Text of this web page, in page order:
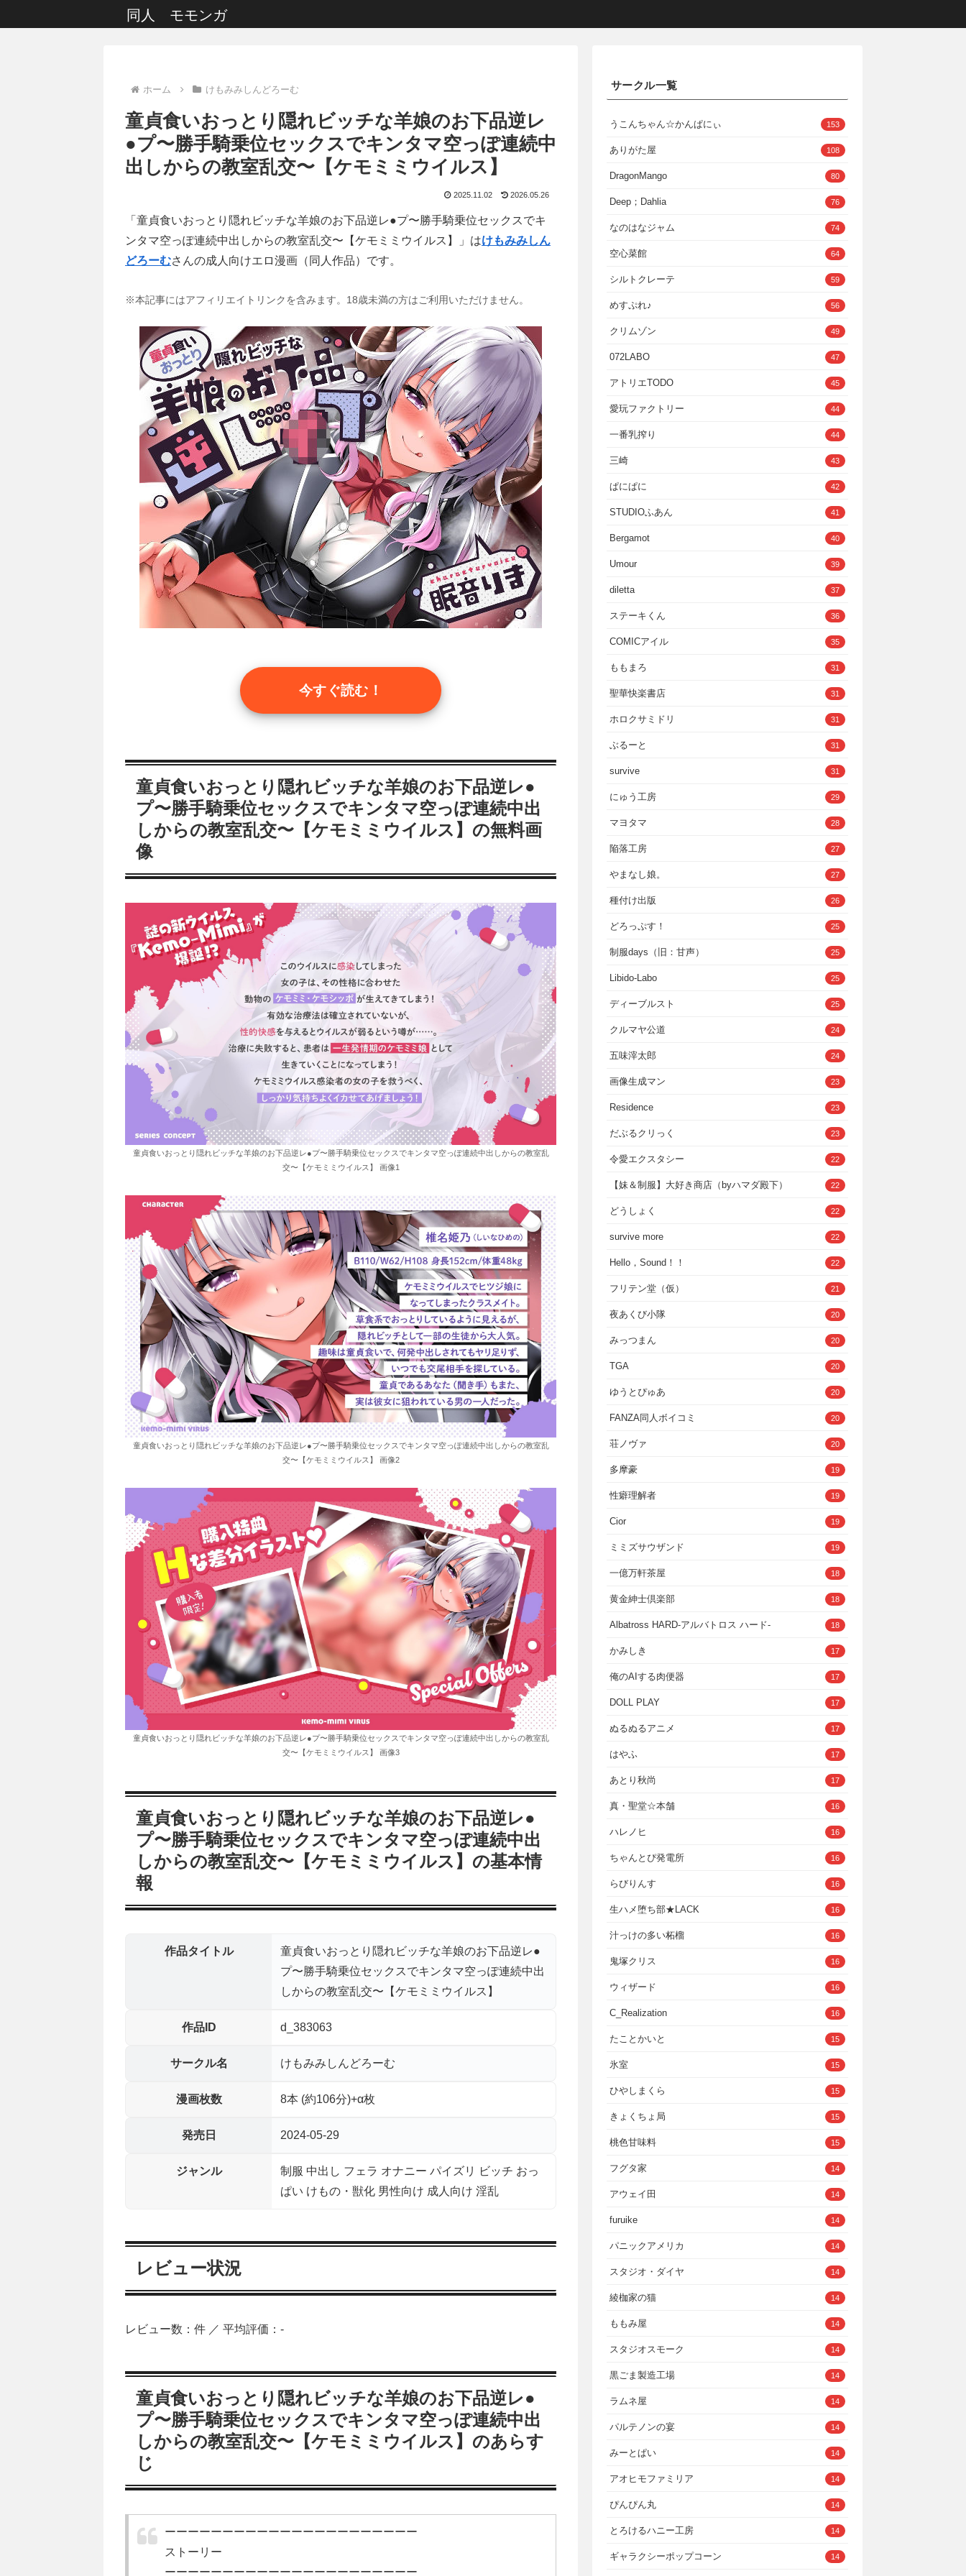
同人 モモンガ
ホーム けもみみしんどろーむ
童貞食いおっとり隠れビッチな羊娘のお下品逆レ
●プ〜勝手騎乗位セックスでキンタマ空っぽ連続中
出しからの教室乱交〜【ケモミミウイルス】
2025.11.02 2026.05.26
「童貞食いおっとり隠れビッチな羊娘のお下品逆レ●プ〜勝手騎乗位セックスでキ
ンタマ空っぽ連続中出しからの教室乱交〜【ケモミミウイルス】」はけもみみしん
どろーむさんの成人向けエロ漫画（同人作品）です。
※本記事にはアフィリエイトリンクを含みます。18歳未満の方はご利用いただけません。
今すぐ読む！
童貞食いおっとり隠れビッチな羊娘のお下品逆レ●
プ〜勝手騎乗位セックスでキンタマ空っぽ連続中出
しからの教室乱交〜【ケモミミウイルス】の無料画
像
童貞食いおっとり隠れビッチな羊娘のお下品逆レ●プ〜勝手騎乗位セックスでキンタマ空っぽ連続中出しからの教室乱
交〜【ケモミミウイルス】 画像1
童貞食いおっとり隠れビッチな羊娘のお下品逆レ●プ〜勝手騎乗位セックスでキンタマ空っぽ連続中出しからの教室乱
交〜【ケモミミウイルス】 画像2
童貞食いおっとり隠れビッチな羊娘のお下品逆レ●プ〜勝手騎乗位セックスでキンタマ空っぽ連続中出しからの教室乱
交〜【ケモミミウイルス】 画像3
童貞食いおっとり隠れビッチな羊娘のお下品逆レ●
プ〜勝手騎乗位セックスでキンタマ空っぽ連続中出
しからの教室乱交〜【ケモミミウイルス】の基本情
報
作品タイトル
童貞食いおっとり隠れビッチな羊娘のお下品逆レ●
プ〜勝手騎乗位セックスでキンタマ空っぽ連続中出
しからの教室乱交〜【ケモミミウイルス】
作品ID d_383063
サークル名 けもみみしんどろーむ
漫画枚数 8本 (約106分)+α枚
発売日 2024-05-29
ジャンル
制服 中出し フェラ オナニー パイズリ ビッチ おっ
ぱい けもの・獣化 男性向け 成人向け 淫乱
レビュー状況
レビュー数：件 ／ 平均評価：-
童貞食いおっとり隠れビッチな羊娘のお下品逆レ●
プ〜勝手騎乗位セックスでキンタマ空っぽ連続中出
しからの教室乱交〜【ケモミミウイルス】のあらす
じ
ーーーーーーーーーーーーーーーーーーーーーー
ストーリー
ーーーーーーーーーーーーーーーーーーーーーー
サークル一覧
うこんちゃん☆かんぱにぃ 153
ありがた屋 108
DragonMango 80
Deep；Dahlia 76
なのはなジャム 74
空心菜館 64
シルトクレーテ 59
めすぷれ♪ 56
クリムゾン 49
072LABO 47
アトリエTODO 45
愛玩ファクトリー 44
一番乳搾り 44
三崎 43
ぱにぱに 42
STUDIOふあん 41
Bergamot 40
Umour 39
diletta 37
ステーキくん 36
COMICアイル 35
ももまろ 31
聖華快楽書店 31
ホロクサミドリ 31
ぶるーと 31
survive 31
にゅう工房 29
マヨタマ 28
陥落工房 27
やまなし娘。 27
種付け出版 26
どろっぷす！ 25
制服days（旧：甘声） 25
Libido-Labo 25
ディーブルスト 25
クルマヤ公道 24
五味滓太郎 24
画像生成マン 23
Residence 23
だぶるクリっく 23
令愛エクスタシー 22
【妹＆制服】大好き商店（byハマダ殿下） 22
どうしょく 22
survive more 22
Hello，Sound！！ 22
フリテン堂（仮） 21
夜あくび小隊 20
みっつまん 20
TGA 20
ゆうとぴゅあ 20
FANZA同人ボイコミ 20
荘ノヴァ 20
多摩豪 19
性癖理解者 19
Cior 19
ミミズサウザンド 19
一億万軒茶屋 18
黄金紳士倶楽部 18
Albatross HARD‐アルバトロス ハード‐ 18
かみしき 17
俺のAIする肉便器 17
DOLL PLAY 17
ぬるぬるアニメ 17
はやふ 17
あとり秋尚 17
真・聖堂☆本舗 16
ハレノヒ 16
ちゃんとぴ発電所 16
らびりんす 16
生ハメ堕ち部★LACK 16
汁っけの多い柘榴 16
鬼塚クリス 16
ウィザード 16
C_Realization 16
たことかいと 15
氷室 15
ひやしまくら 15
きょくちょ局 15
桃色甘味料 15
フグタ家 14
アウェイ田 14
furuike 14
パニックアメリカ 14
スタジオ・ダイヤ 14
綾枷家の猫 14
ももみ屋 14
スタジオスモーク 14
黒ごま製造工場 14
ラムネ屋 14
パルテノンの宴 14
みーとぱい 14
アオヒモファミリア 14
ぴんぴん丸 14
とろけるハニー工房 14
ギャラクシーポップコーン 14